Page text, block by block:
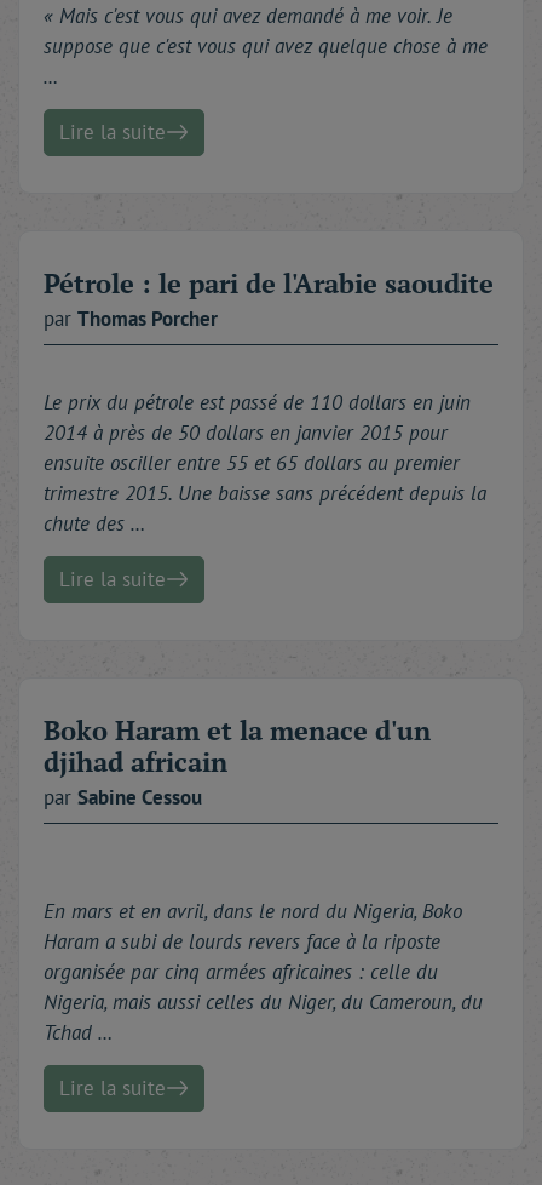
« Mais c'est vous qui avez demandé à me voir. Je
suppose que c'est vous qui avez quelque chose à me
…
Lire la suite
Pétrole : le pari de l'Arabie saoudite
par Thomas Porcher
Le prix du pétrole est passé de 110 dollars en juin
2014 à près de 50 dollars en janvier 2015 pour
ensuite osciller entre 55 et 65 dollars au premier
trimestre 2015. Une baisse sans précédent depuis la
chute des …
Lire la suite
Boko Haram et la menace d'un
djihad africain
par Sabine Cessou
En mars et en avril, dans le nord du Nigeria, Boko
Haram a subi de lourds revers face à la riposte
organisée par cinq armées africaines : celle du
Nigeria, mais aussi celles du Niger, du Cameroun, du
Tchad …
Lire la suite